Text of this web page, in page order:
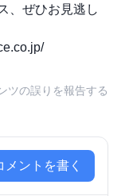
、ぜひお見逃し
ツの誤りを報告する
メントを書く